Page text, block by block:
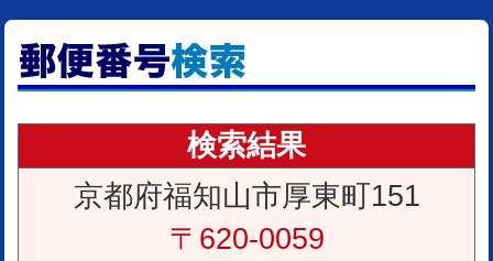
検索結果
京都府福知山市厚東町151
〒620-0059